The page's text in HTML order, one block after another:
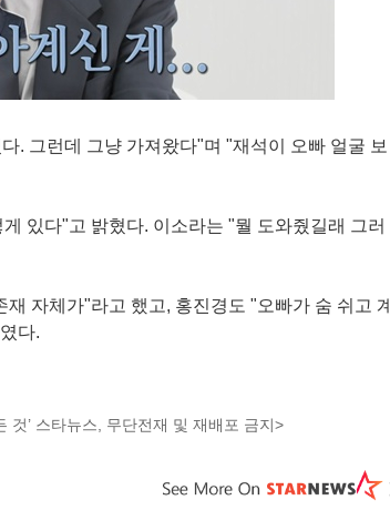
. 그런데 그냥 가져왔다"며 "재석이 오빠 얼굴 보
있다"고 밝혔다. 이소라는 "뭘 도와줬길래 그러
자체가"라고 했고, 홍진경도 "오빠가 숨 쉬고 계
다.
것’ 스타뉴스, 무단전재 및 재배포 금지>